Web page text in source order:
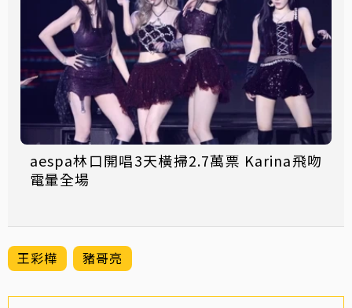
aespa林口開唱3天橫掃2.7萬票 Karina飛吻
電暈全場
王彩樺 豬哥亮